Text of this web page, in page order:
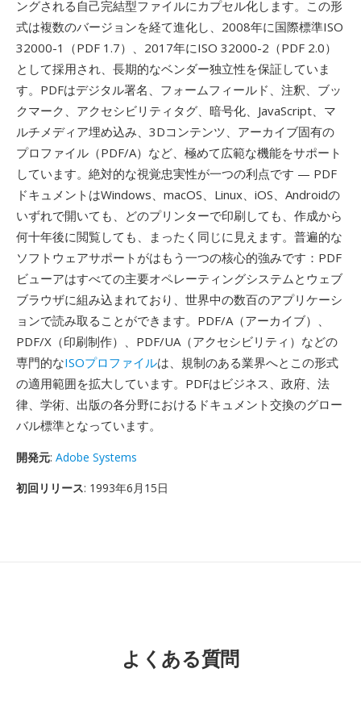
ングされる自己完結型ファイルにカプセル化します。この形
式は複数のバージョンを経て進化し、2008年に国際標準ISO
32000-1（PDF 1.7）、2017年にISO 32000-2（PDF 2.0）
として採用され、長期的なベンダー独立性を保証していま
す。PDFはデジタル署名、フォームフィールド、注釈、ブッ
クマーク、アクセシビリティタグ、暗号化、JavaScript、マ
ルチメディア埋め込み、3Dコンテンツ、アーカイブ固有の
プロファイル（PDF/A）など、極めて広範な機能をサポート
しています。絶対的な視覚忠実性が一つの利点です — PDF
ドキュメントはWindows、macOS、Linux、iOS、Androidの
いずれで開いても、どのプリンターで印刷しても、作成から
何十年後に閲覧しても、まったく同じに見えます。普遍的な
ソフトウェアサポートがはもう一つの核心的強みです：PDF
ビューアはすべての主要オペレーティングシステムとウェブ
ブラウザに組み込まれており、世界中の数百のアプリケーシ
ョンで読み取ることができます。PDF/A（アーカイブ）、
PDF/X（印刷制作）、PDF/UA（アクセシビリティ）などの
専門的なISOプロファイルは、規制のある業界へとこの形式
の適用範囲を拡大しています。PDFはビジネス、政府、法
律、学術、出版の各分野におけるドキュメント交換のグロー
バル標準となっています。
開発元: Adobe Systems
初回リリース: 1993年6月15日
よくある質問